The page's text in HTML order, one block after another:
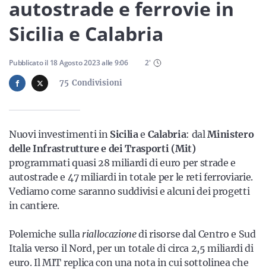
Servizi
Resta sempre aggiornato con le ultime news, iscriviti alla
nostra newsletter
Iscriviti
autostrade e ferrovie in
Sicilia e Calabria
75 Condivisioni
Pubblicato il 18 Agosto 2023alle9:06 2'
Nuovi investimenti in Sicilia e Calabria: dalMinistero
delle Infrastrutture e dei Trasporti (Mit)
programmati quasi 28 miliardi di euro per strade e
autostrade e 47 miliardi in totale per le reti ferroviarie.
Vediamo come saranno suddivisi e alcuni dei progetti
in cantiere.
Polemiche sulla riallocazionedi risorse dal Centro e Sud
Italia verso il Nord, per un totale di circa 2,5 miliardi di
euro. Il MIT replica con una nota in cui sottolinea che